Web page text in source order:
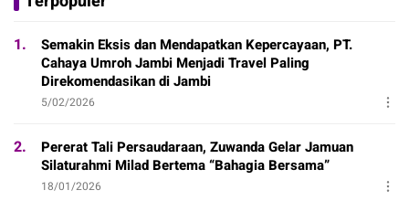
1.
Semakin Eksis dan Mendapatkan Kepercayaan, PT.
Cahaya Umroh Jambi Menjadi Travel Paling
Direkomendasikan di Jambi
5/02/2026
2.
Pererat Tali Persaudaraan, Zuwanda Gelar Jamuan
Silaturahmi Milad Bertema “Bahagia Bersama”
18/01/2026